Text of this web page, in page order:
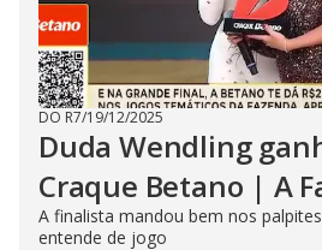
DO R7/19/12/2025
Duda Wendling
Craque Betano | A
A finalista mandou bem nos
entende de jogo